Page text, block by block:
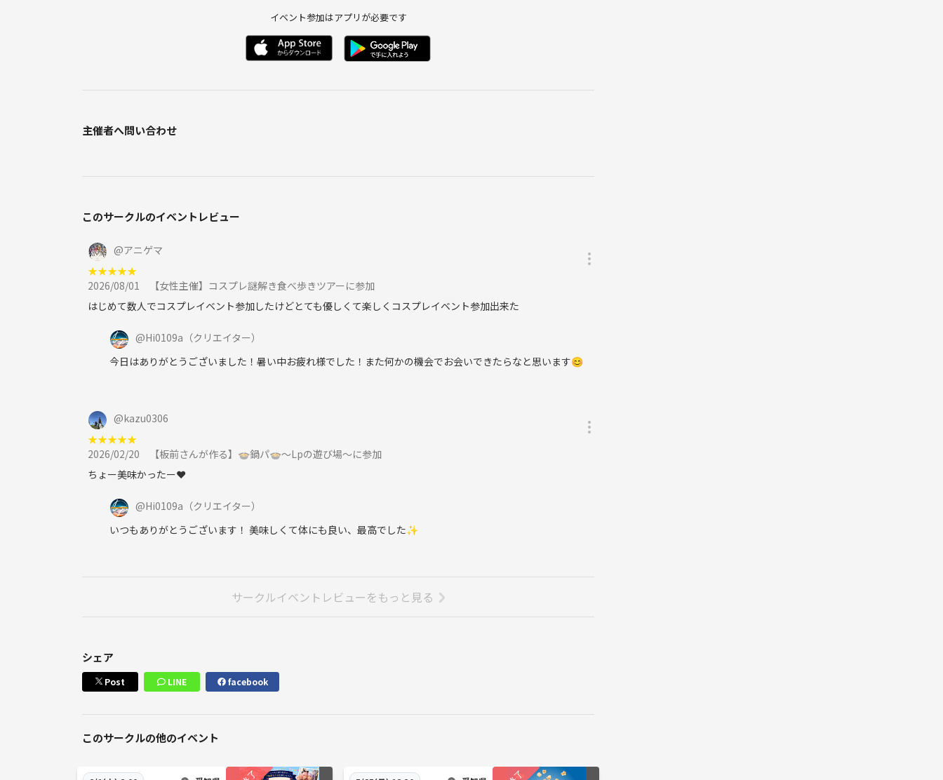
イベント参加はアプリが必要です
主催者へ問い合わせ
このサークルのイベントレビュー
@アニゲマ
★★★★★
2026/08/01
【女性主催】コスプレ謎解き食べ歩きツアーに参加
はじめて数人でコスプレイベント参加したけどとても優しくて楽しくコスプレイベント参加出来た
@Hi0109a （クリエイター）
今日はありがとうございました！暑い中お疲れ様でした！また何かの機会でお会いできたらなと思います😊
@kazu0306
★★★★★
2026/02/20
【板前さんが作る】🍲鍋パ🍲～Lpの遊び場～に参加
ちょー美味かったー❤
@Hi0109a （クリエイター）
いつもありがとうございます！ 美味しくて体にも良い、最高でした✨️
サークルイベントレビューをもっと見る
シェア
Post LINE facebook
このサークルの他のイベント